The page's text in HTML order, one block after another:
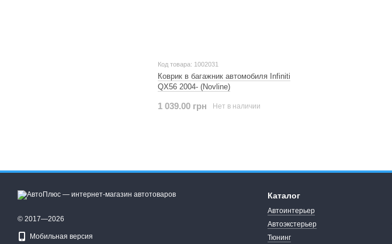
Код товара: 1002031
Коврик в багажник автомобиля Infiniti
QX56 2004- (Novline)
1 039.00 грн Нет в наличии
© 2017—2026
Мобильная версия
Каталог
Автоинтерьер
Автоэкстерьер
Тюнинг